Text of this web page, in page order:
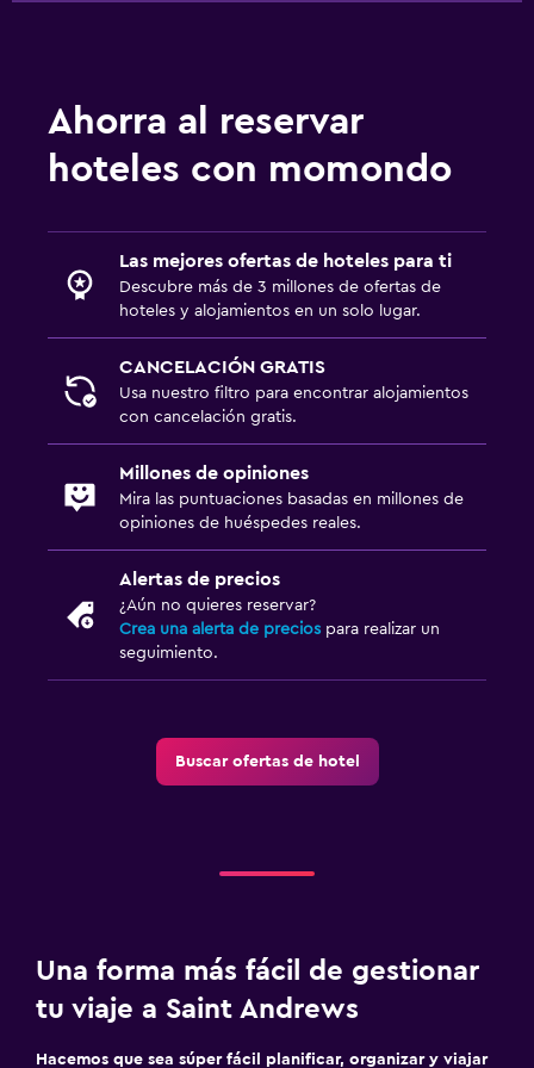
Terraza
Lavandería
Zona de trabajo
Servicios y facilidades
Check-in/check-out privado
Ahorra al reservar
hoteles con momondo
Las mejores ofertas de hoteles para ti
Descubre más de 3 millones de ofertas de
hoteles y alojamientos en un solo lugar.
CANCELACIÓN GRATIS
Usa nuestro filtro para encontrar alojamientos
con cancelación gratis.
Millones de opiniones
Mira las puntuaciones basadas en millones de
opiniones de huéspedes reales.
Alertas de precios
¿Aún no quieres reservar?
Crea una alerta de precios para realizar un
seguimiento.
Buscar ofertas de hotel
Una forma más fácil de gestionar
tu viaje a Saint Andrews
Hacemos que sea súper fácil planificar, organizar y viajar